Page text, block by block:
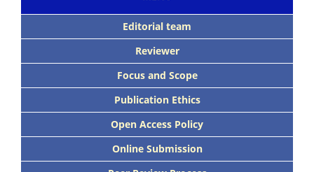
Editorial team
Reviewer
Focus and Scope
Publication Ethics
Open Access Policy
Online Submission